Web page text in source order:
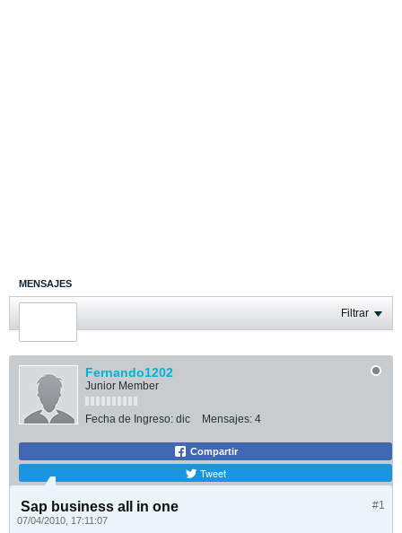
MENSAJES
ÚLTIMA ACTIVIDAD Filtrar
Fernando1202
Junior Member
Fecha de Ingreso: dic Mensajes: 4
Compartir
Tweet
#1
Sap business all in one
07/04/2010, 17:11:07